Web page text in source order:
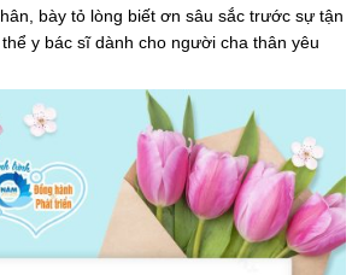
bày tỏ lòng biết ơn sâu sắc trước sự tận
y bác sĩ dành cho người cha thân yêu